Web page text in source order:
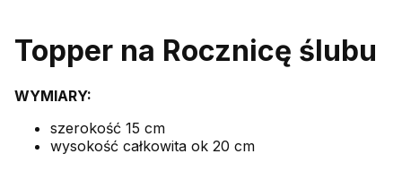
Topper na Rocznicę ślubu
WYMIARY:
szerokość 15 cm
wysokość całkowita ok 20 cm